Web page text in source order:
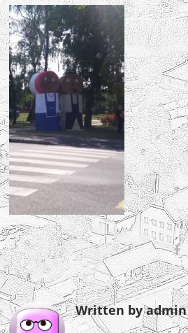
Written by admin